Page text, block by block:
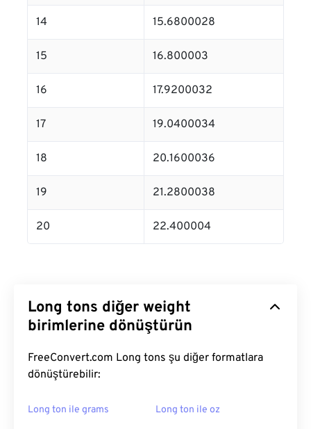
14 15.6800028
15 16.800003
16 17.9200032
17 19.0400034
18 20.1600036
19 21.2800038
20 22.400004
Long tons diğer weight
birimlerine dönüştürün
FreeConvert.com Long tons şu diğer formatlara
dönüştürebilir:
Long ton ile grams Long ton ile oz